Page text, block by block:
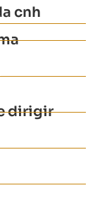
cnh
dirigir